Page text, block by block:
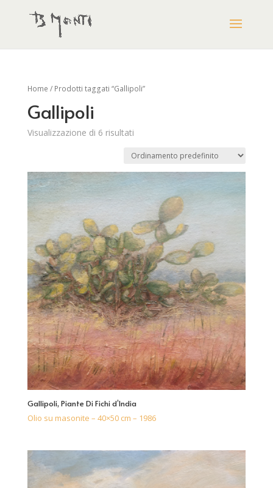
Home / Prodotti taggati “Gallipoli”
Gallipoli
Visualizzazione di 6 risultati
Gallipoli, Piante Di Fichi d’India
Olio su masonite – 40×50 cm – 1986